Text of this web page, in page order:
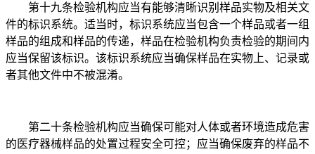
第十九条检验机构应当有能够清晰识别样品实物及相关文
件的标识系统。适当时，标识系统应当包含一个样品或者一组
样品的组成和样品的传递，样品在检验机构负责检验的期间内
应当保留该标识。该标识系统应当确保样品在实物上、记录或
者其他文件中不被混淆。
第二十条检验机构应当确保可能对人体或者环境造成危害
的医疗器械样品的处置过程安全可控；应当确保废弃的样品不